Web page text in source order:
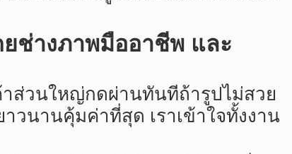
ช่างภาพมืออาชีพ และ
ส่วนใหญ่กดผ่านทันทีถ้ารูปไม่สวย
วนานคุ้มค่าที่สุด เราเข้าใจทั้งงาน